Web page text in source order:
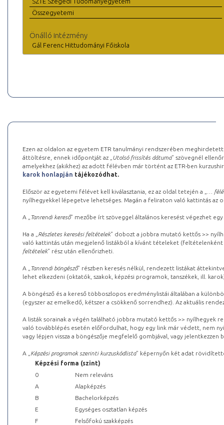
Összegyetemi
Önálló intézmény
Gál Ferenc Hittudományi Főiskola
Ezen az oldalon az egyetem ETR tanulmányi rendszerében
áttöltésre, ennek időpontját az „ Utolsó frissítés dátuma” szövegnél
amelyekhez (akikhez) az adott félévben már történt az ETR-ben
karok honlapján tájékozódhat.
Először az egyetemi félévet kell kiválasztania, ez az oldal tetején a „
…
nyílhegyekkel lépegetve lehetséges. Magán a feliraton való kattintás az
A „ Tanrendi kereső” mezőbe írt szöveggel általános keresést végezhet
Ha a „ Részletes keresési feltételek” dobozt a jobbra mutató kettős >>
való kattintás után megjelenő listákból a kívánt tételeket (feltételenként
feltételek” rész után ellenőrizheti.
A „ Tanrendi böngésző” részben keresés nélkül, rendezett listákat
lehet elkezdeni (oktatók, szakok, képzési programok, tanszékek, ill.
A böngésző és a kereső többoszlopos eredménylistái általában a
(egyszer az emelkedő, kétszer a csökkenő sorrendhez). Az aktuális
A listák sorainak a végén található jobbra mutató kettős >> nyílhegyek
való továbblépés esetén előfordulhat, hogy egy link már védett, nem
vagy lépjen vissza a böngészője megfelelő gombjával, vagy
A „ Képzési programok szerinti kurzuskódlista” képernyőn két adat
Képzési forma (szint)
0
Nem releváns
A
Alapképzés
B
Bachelorképzés
E
Egységes osztatlan képzés
F
Felsőfokú szakképzés